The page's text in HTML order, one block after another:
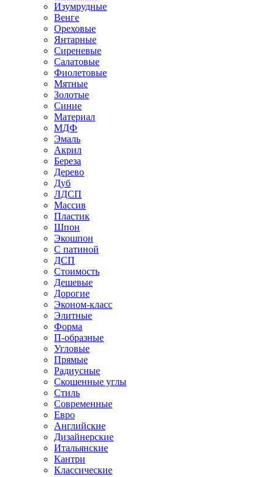
Изумрудные
Венге
Ореховые
Янтарные
Сиреневые
Салатовые
Фиолетовые
Мятные
Золотые
Синие
Материал
МДФ
Эмаль
Акрил
Береза
Дерево
Дуб
ЛДСП
Массив
Пластик
Шпон
Экошпон
С патиной
ДСП
Стоимость
Дешевые
Дорогие
Эконом-класс
Элитные
Форма
П-образные
Угловые
Прямые
Радиусные
Скошенные углы
Стиль
Современные
Евро
Английские
Дизайнерские
Итальянские
Кантри
Классические